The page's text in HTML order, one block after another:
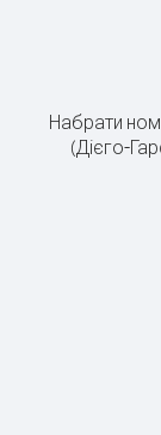
Набрати
(Дієго-